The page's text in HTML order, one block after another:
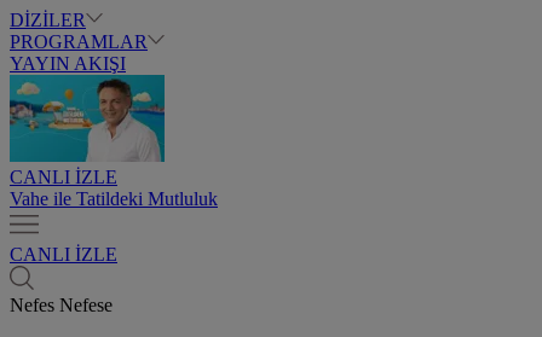
DİZİLER
PROGRAMLAR
YAYIN AKIŞI
CANLI İZLE
Vahe ile Tatildeki Mutluluk
CANLI İZLE
Nefes Nefese